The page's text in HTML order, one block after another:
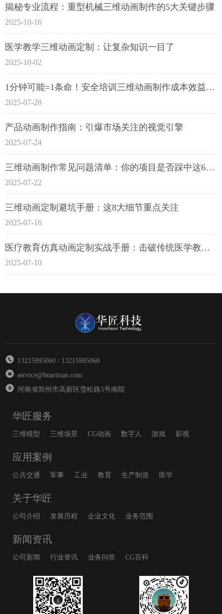
揭秘专业流程：重型机械三维动画制作的5大关键步骤
2025-10-16
医学教学三维动画定制：让复杂知识一目了
2025-10-02
1分钟可能=1条命！安全培训三维动画制作成本效益深度拆解
2025-07-28
产品动画制作指南：引爆市场关注的视觉引擎
2025-07-24
三维动画制作常见问题清单：你的项目是否踩中这6大技术雷区？
2025-07-22
三维动画定制避坑手册：这8大细节重点关注
2025-07-16
医疗教育仿真动画定制实战手册：击破传统医学教育7大痛点
2025-07-10
13215995060 / 13215995060
service@huartisan.com
河南省郑州市高新区雪松路5号南院
华匠服务
三维模型 三维场景 CG动画 数字人 游戏 影视
应用案例
公共交通 军事 工业 教育 生产制造 医学
关于华匠
公司介绍 发展历程 企业文化 业务范围
新闻资讯
公司新闻 行业资讯 业务问答 CG百科